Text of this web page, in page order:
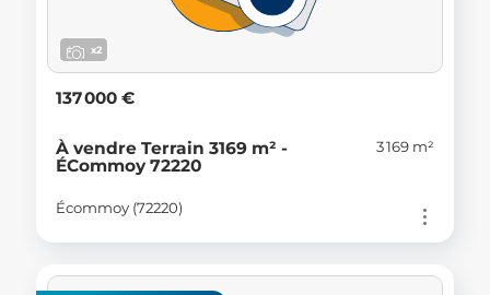
x2
137 000 €
À vendre Terrain 3169 m² -
ÉCommoy 72220
3 169 m²
Écommoy (72220)